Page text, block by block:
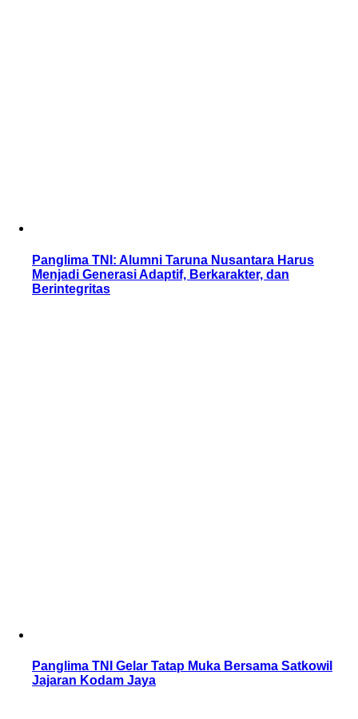
Panglima TNI: Alumni Taruna Nusantara Harus
Menjadi Generasi Adaptif, Berkarakter, dan
Berintegritas
Panglima TNI Gelar Tatap Muka Bersama Satkowil
Jajaran Kodam Jaya